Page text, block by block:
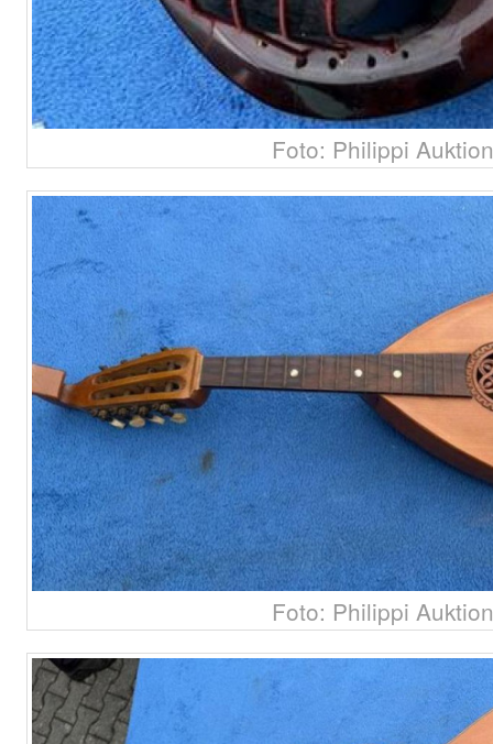
Foto: Philippi
Foto: Philippi